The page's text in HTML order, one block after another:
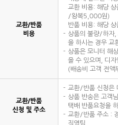
교환/반품
비용
교환 비용: 해당
/왕복5,000원)
반품 비용: 해당
상품의 불량/하자,
을 하시는 경우 교
상품은 모니터 해
을 수 있으며, 디자
(배송비 고객 전액
교환/반품
신청 및 주소
교환/반품 신청은
상품 반송은 고객
택배 반품요청을
교환/반품 주소 :